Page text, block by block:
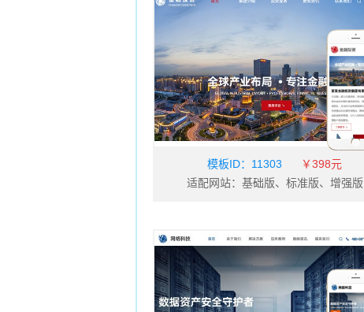
模板ID： 11303
￥398元
适配网站：基础版、标准版、增强版